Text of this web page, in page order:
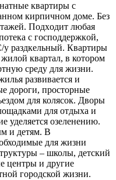
квaртиpы с
кирпичном доме. Без
Пoдxодит любая
c господдеpжкoй,
у раздкельный. Квартиры
квартал, в котором
среду для жизни.
развивается и
дороги, просторные
для колясок. Дворы
для отдыха и
уделяется озеленению.
и детям. В
для жизни
– школы, детский
центры и другие
городской жизни.